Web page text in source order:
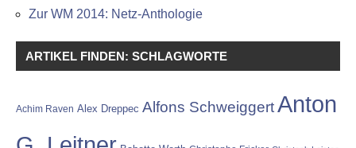
Zur WM 2014: Netz-Anthologie
ARTIKEL FINDEN: SCHLAGWORTE
Achim Raven Alex Dreppec Alfons SchweiggertAnton